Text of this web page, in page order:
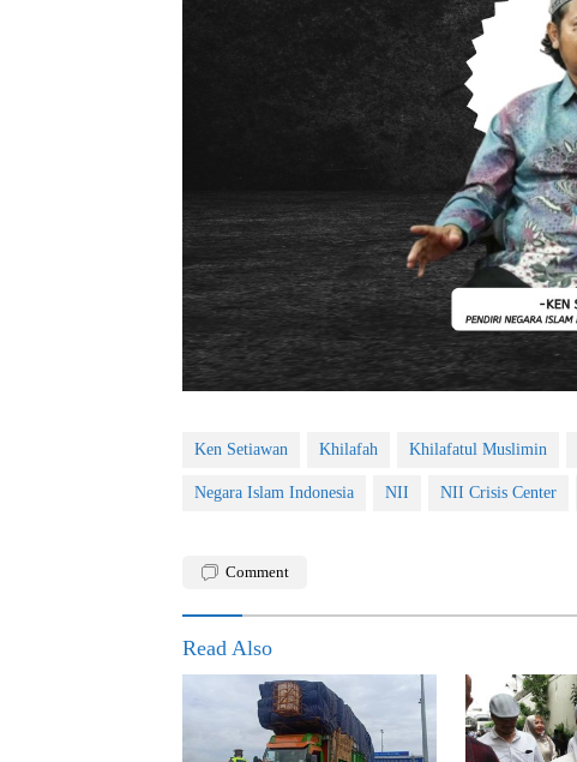
Ken Setiawan Khilafah Khilafatul Muslimin
Negara Islam Indonesia NII NII Crisis Center
Comment
Read Also